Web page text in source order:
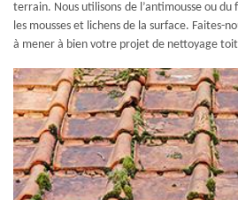
terrain. Nous utilisons de l’antimousse ou
les mousses et lichens de la surface. Faites-
à mener à bien votre projet de nettoyage